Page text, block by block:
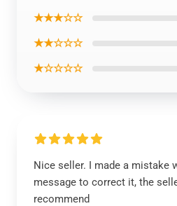
★★★☆☆
★★☆☆☆
★☆☆☆☆
Nice seller. I made a mistake
message to correct it, the
recommend